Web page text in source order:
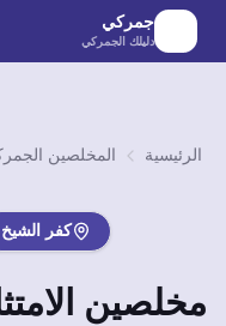
الانتقال إلى المحتوى الرئيسي
جمركي
دليلك الجمركي
الرئيسية المخلصين
كفر الشيخ
مخلصين